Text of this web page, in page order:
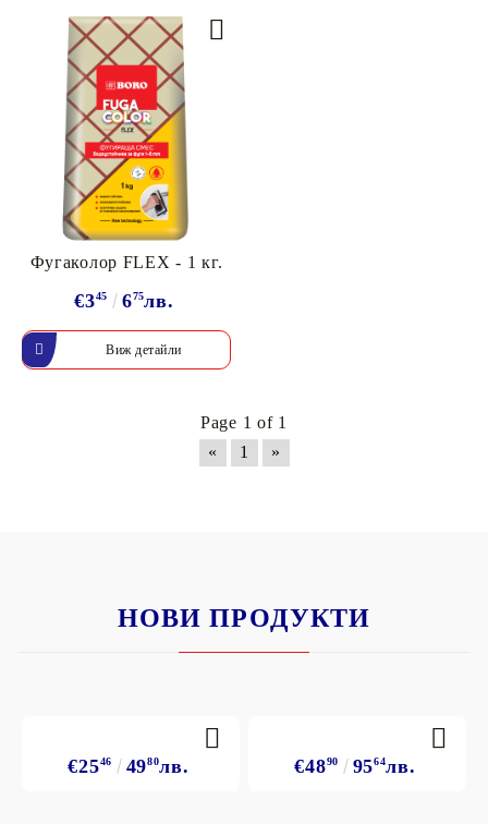
Фугаколор FLEX - 1 кг.
€345 675лв.
Виж детайли
Page 1 of 1
«
1 »
НОВИ ПРОДУКТИ
€2546 4980лв. €4890 9564лв.